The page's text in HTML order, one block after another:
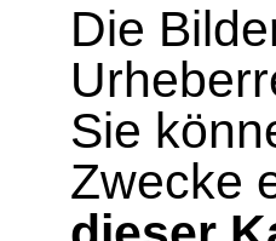
Die
Sie
Zwecke